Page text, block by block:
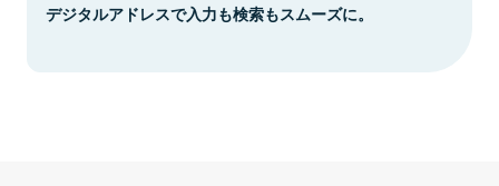
デジタルアドレスで入力も検索もスムーズに。